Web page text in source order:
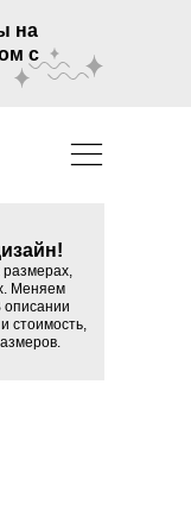
на
с
Меняем
стоимость,